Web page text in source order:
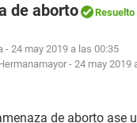
de aborto Resuelto
- 24 may 2019 a las 00:35
- 24 may 2019
de aborto ase